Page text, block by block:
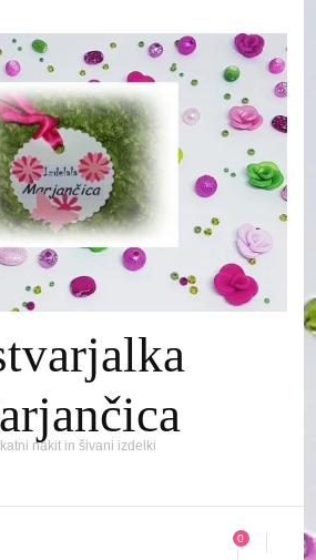
nakit in šivani izdelki
0